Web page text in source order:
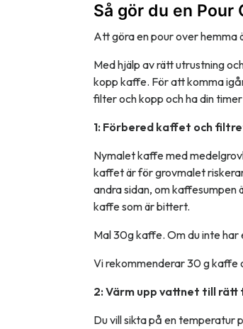
Så gör du en Pour
Att göra en pour over hemma
Med hjälp av rätt utrustning
kopp kaffe. För att komma
filter och kopp och ha din
1: Förbered kaffet och
Nymalet kaffe med
kaffet är för grovmalet
andra sidan, om kaffesumpen
kaffe som är bittert.
Mal 30g kaffe. Om du inte
Vi rekommenderar 30 g kaffe
2: Värm upp vattnet till
Du vill sikta på en temperatur